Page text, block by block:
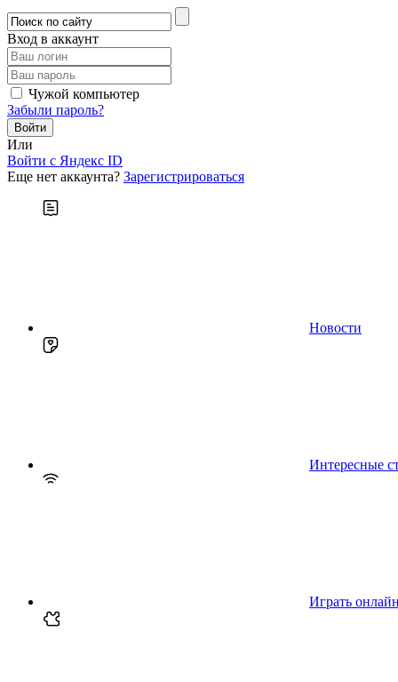
Вход в аккаунт
Чужой компьютер
Забыли пароль?
Или
Войти c Яндекс ID
Еще нет аккаунта? Зарегистрироваться
Новости
Интересные
Играть онлайн